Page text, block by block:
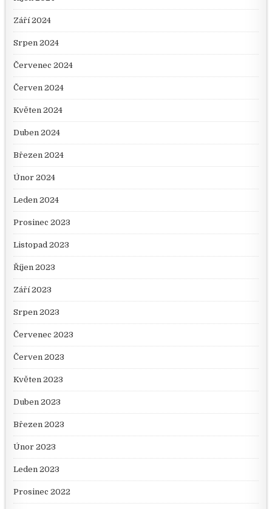
Září 2024
Srpen 2024
Červenec 2024
Červen 2024
Květen 2024
Duben 2024
Březen 2024
Únor 2024
Leden 2024
Prosinec 2023
Listopad 2023
Říjen 2023
Září 2023
Srpen 2023
Červenec 2023
Červen 2023
Květen 2023
Duben 2023
Březen 2023
Únor 2023
Leden 2023
Prosinec 2022